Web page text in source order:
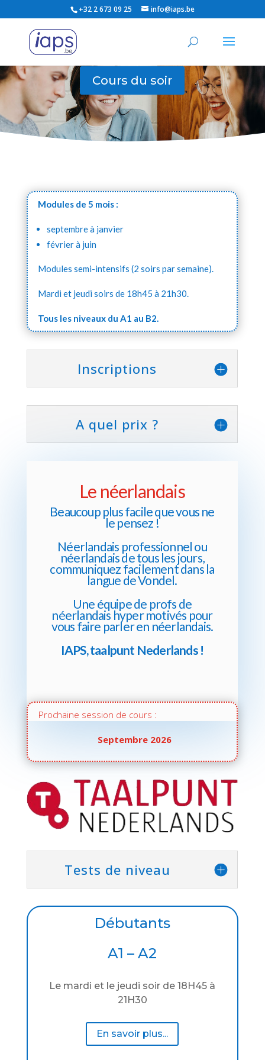
+32 2 673 09 25 info@iaps.be
Ik spreek Nederlands
Cours du soir
Modules de 5 mois :
septembre à janvier
février à juin
Modules semi-intensifs (2 soirs par semaine).
Mardi et jeudi soirs de 18h45 à 21h30.
Tous les niveaux du A1 au B2.
Inscriptions
A quel prix ?
Le néerlandais
Beaucoup plus facile que vous ne
le pensez !
Néerlandais professionnel ou
néerlandais de tous les jours,
communiquez facilement dans la
langue de Vondel.
Une équipe de profs de
néerlandais hyper motivés pour
vous faire parler en néerlandais.
IAPS, taalpunt Nederlands !
Prochaine session de cours :
Septembre 2026
Tests de niveau
Débutants
A1 – A2
Le mardi et le jeudi soir de 18H45 à
21H30
En savoir plus...